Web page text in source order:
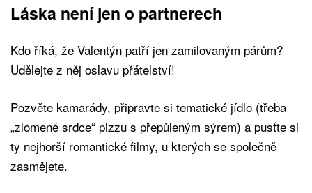
Láska není jen o partnerech
Kdo říká, že Valentýn patří jen zamilovaným párům?
Udělejte z něj oslavu přátelství!
Pozvěte kamarády, připravte si tematické jídlo (třeba
„zlomené srdce“ pizzu s přepůleným sýrem) a pusťte si
ty nejhorší romantické filmy, u kterých se společně
zasmějete.